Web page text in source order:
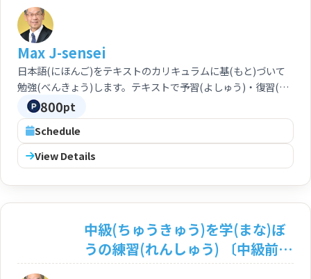
日本語(にほんご)をテキストのカリキュラムに基(もと)づいて
勉強(べんきょう)します。テキストで予習(よしゅう)・復習(ふ
くしゅう)もできます。中級(ちゅうきゅう)から上級(じょうき
ゅう)まで、スムーズに学(まな)べます。 You can study
Japanese based on the curriculum of the text. Preparation
and review based on the text by yourself are feasible. You
can progress your study from intermediate course
through advanced course smoothly.
Max J-sensei
800pt
Schedule
View Details
中級(ちゅうきゅう)を学(まな)ぼ
うの練習(れんしゅう) 〔中級前
期：N3〕 Let's study